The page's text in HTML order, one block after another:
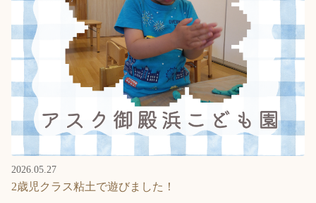
2026.05.27
2歳児クラス粘土で遊びました！